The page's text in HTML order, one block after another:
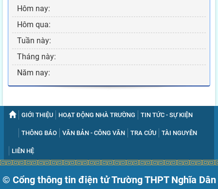
Hôm nay:
Hôm qua:
Tuần này:
Tháng này:
Năm nay:
GIỚI THIỆU HOẠT ĐỘNG NHÀ TRƯỜNG TIN TỨC - SỰ KIỆN
THÔNG BÁO VĂN BẢN - CÔNG VĂN TRA CỨU TÀI NGUYÊN
LIÊN HỆ
© Cổng thông tin điện tử Trường THPT Nghĩa Dân